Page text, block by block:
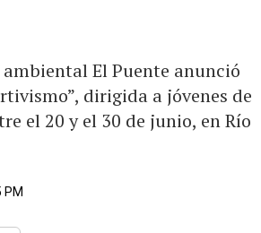
El Puente anunció
dirigida a jóvenes de
el 20 y el 30 de junio, en Río
PM